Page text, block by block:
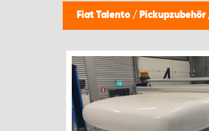
Fiat Talento / Pickupzubehör